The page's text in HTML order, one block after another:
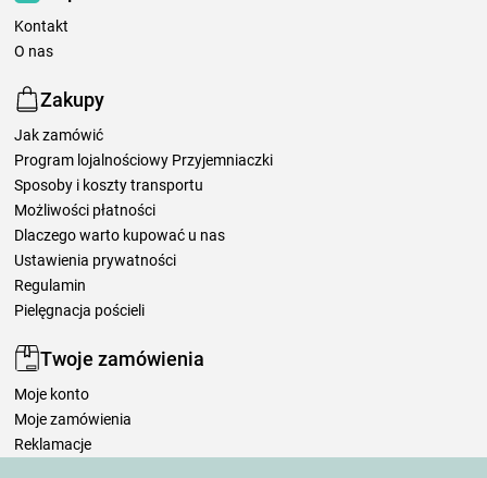
Kontakt
O nas
Zakupy
Jak zamówić
Program lojalnościowy Przyjemniaczki
Sposoby i koszty transportu
Możliwości płatności
Dlaczego warto kupować u nas
Ustawienia prywatności
Regulamin
Pielęgnacja pościeli
Twoje zamówienia
Moje konto
Moje zamówienia
Reklamacje